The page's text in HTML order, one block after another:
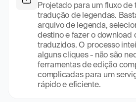
Projetado para um fluxo
tradução de legendas.
arquivo de legenda,
destino e fazer o download
traduzidos. O processo
alguns cliques - não são
ferramentas de edição
complicadas para um
rápido e eficiente.